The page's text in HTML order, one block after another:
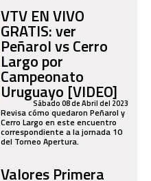
VTV EN VIVO
GRATIS: ver
Peñarol vs Cerro
Largo por
Campeonato
Uruguayo [VIDEO]
Sábado 08 de Abril del 2023
Revisa cómo quedaron Peñarol y
Cerro Largo en este encuentro
correspondiente a la jornada 10
del Torneo Apertura.
Valores Primera